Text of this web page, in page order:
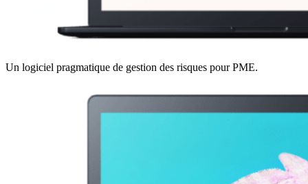
Un logiciel pragmatique de gestion des risques pour PME.